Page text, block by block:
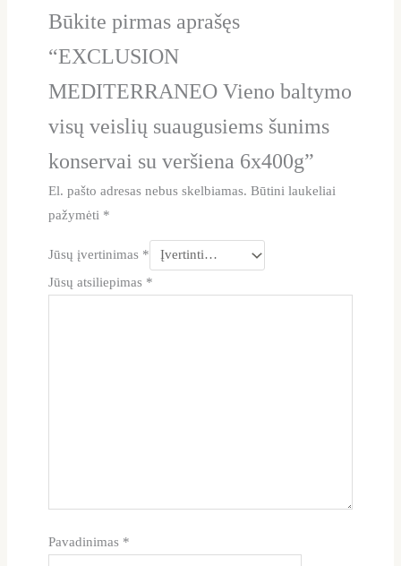
Būkite pirmas aprašęs
“EXCLUSION
MEDITERRANEO Vieno baltymo
visų veislių suaugusiems šunims
konservai su veršiena 6x400g”
El. pašto adresas nebus skelbiamas. Būtini laukeliai
pažymėti *
Jūsų įvertinimas *
Jūsų atsiliepimas *
Pavadinimas *